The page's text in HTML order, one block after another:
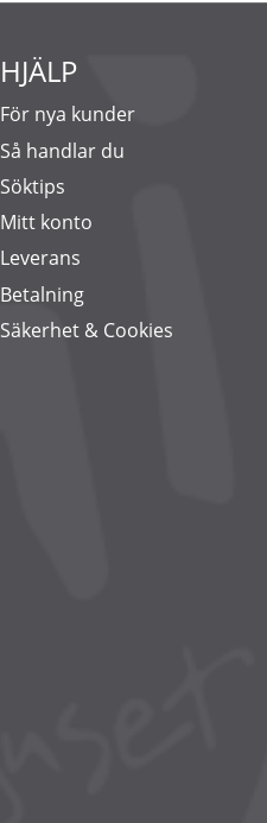
HJÄLP
För nya kunder
Så handlar du
Söktips
Mitt konto
Leverans
Betalning
Säkerhet & Cookies